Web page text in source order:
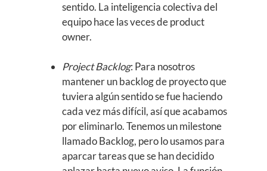
sentido. La inteligencia colectiva del
equipo hace las veces de product
owner.
Project Backlog: Para nosotros
mantener un backlog de proyecto que
tuviera algún sentido se fue haciendo
cada vez más difícil, así que acabamos
por eliminarlo. Tenemos un milestone
llamado Backlog, pero lo usamos para
aparcar tareas que se han decidido